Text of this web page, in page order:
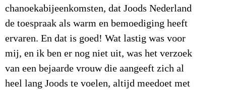
chanoekabijeenkomsten, dat Joods Nederland
de toespraak als warm en bemoediging heeft
ervaren. En dat is goed! Wat lastig was voor
mij, en ik ben er nog niet uit, was het verzoek
van een bejaarde vrouw die aangeeft zich al
heel lang Joods te voelen, altijd meedoet met